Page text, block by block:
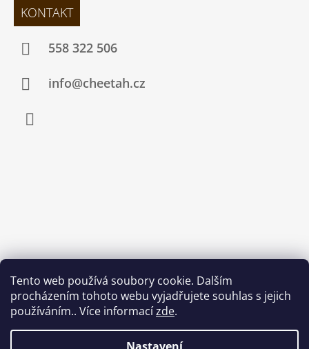
Tento web používá soubory cookie. Dalším
procházením tohoto webu vyjadřujete souhlas s jejich
používáním.. Více informacízde.
KONTAKT
558 322 506
info@cheetah.cz